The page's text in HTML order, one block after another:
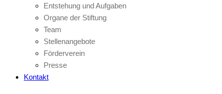
Entstehung und Aufgaben
Organe der Stiftung
Team
Stellenangebote
Förderverein
Presse
Kontakt